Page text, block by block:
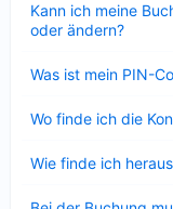
Kann ich meine
oder ändern?
Was ist mein PIN-
Wo finde ich die
Wie finde ich